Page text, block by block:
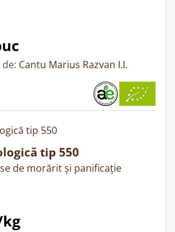
Cantu Marius Razvan I.I.
tip 550
de morărit și panificație